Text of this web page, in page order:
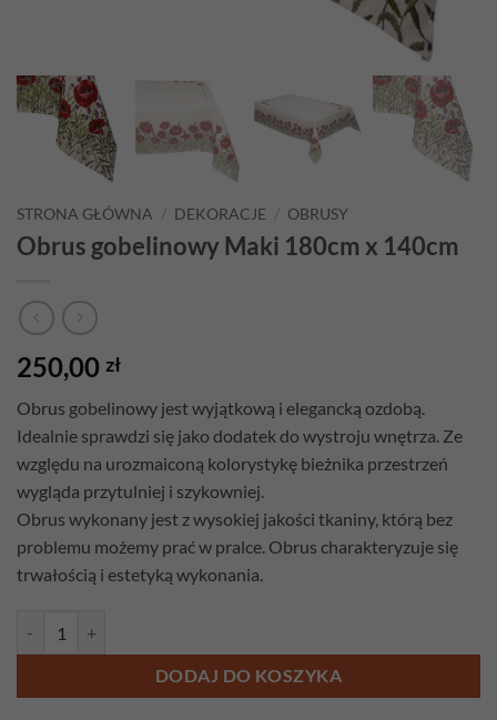
STRONA GŁÓWNA / DEKORACJE / OBRUSY
Obrus gobelinowy Maki 180cm x 140cm
250,00 zł
Obrus gobelinowy jest wyjątkową i elegancką ozdobą.
Idealnie sprawdzi się jako dodatek do wystroju wnętrza. Ze
względu na urozmaiconą kolorystykę bieżnika przestrzeń
wygląda przytulniej i szykowniej.
Obrus wykonany jest z wysokiej jakości tkaniny, którą bez
problemu możemy prać w pralce. Obrus charakteryzuje się
trwałością i estetyką wykonania.
DODAJ DO KOSZYKA